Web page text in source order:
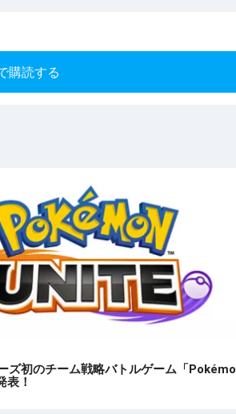
購読する
ズ初のチーム戦略バトルゲーム「Pokémo
表！